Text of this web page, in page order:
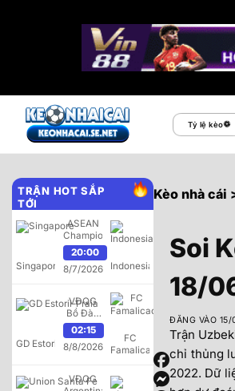
dung
Tỷ lệ kèo
TRẬN HOT SẮP
TỚI
Singapore
ASEAN
Championship
20:00
8/7/2026
Indonesia
GD Estoril-Praia
VĐQG
Bồ Đào
Nha
02:15
8/8/2026
FC
Famalicao
VĐQG
Kèo nhà cái
Soi
18/
ĐĂNG VÀO 15/
Trận
chỉ thủng
2022. Dữ